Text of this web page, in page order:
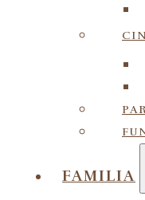
FAMILIA